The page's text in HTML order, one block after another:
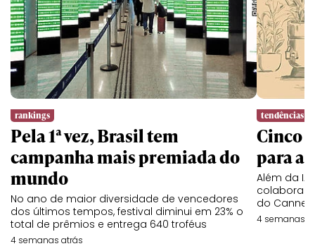
rankings
Pela 1ª vez, Brasil tem
campanha mais premiada do
mundo
No ano de maior diversidade de vencedores
dos últimos tempos, festival diminui em 23% o
total de prêmios e entrega 640 troféus
4 semanas atrás
tendências
Cinco
para a
Além da
do Cannes
4 semanas